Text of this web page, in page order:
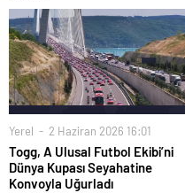
Yerel 2 Haziran 2026 16:01
Togg, A Ulusal Futbol Ekibi’ni
Dünya Kupası Seyahatine
Konvoyla Uğurladı